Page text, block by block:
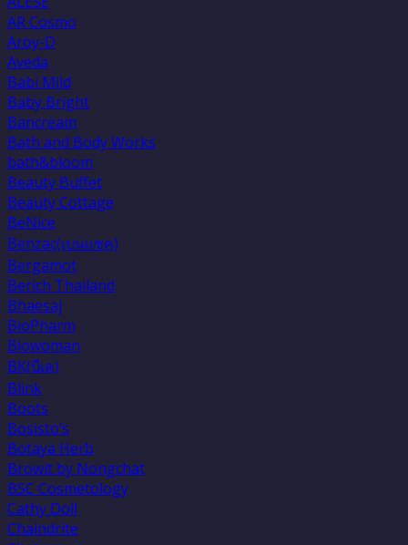
AR Cosmo
Aroy-D
Aveda
Babi Mild
Baby Bright
Bancream
Bath and Body Works
bath&bloom
Beauty Buffet
Beauty Cottage
BeNice
Benzac(เบนเเซค)
Bergamot
Berich Thailand
Bhaesaj
BioPharm
Biowoman
BK(บีเค)
Blink
Boots
Bosisto’s
Botaya Herb
Browit by Nongchat
BSC Cosmetology
Cathy Doll
Chaindrite